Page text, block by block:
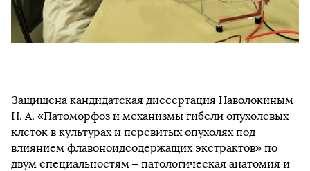
Защищена кандидатская диссертация Наволокиным
Н. А. «Патоморфоз и механизмы гибели опухолевых
клеток в культурах и перевитых опухолях под
влиянием флавоноидсодержащих экстрактов» по
двум специальностям – патологическая анатомия и